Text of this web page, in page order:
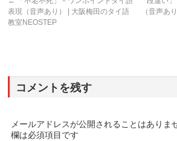
表現（音声あり） | 大阪梅田のタイ語
教室NEOSTEP
（音声あ
コメントを残す
メールアドレスが公開されることはありま
欄は必須項目です